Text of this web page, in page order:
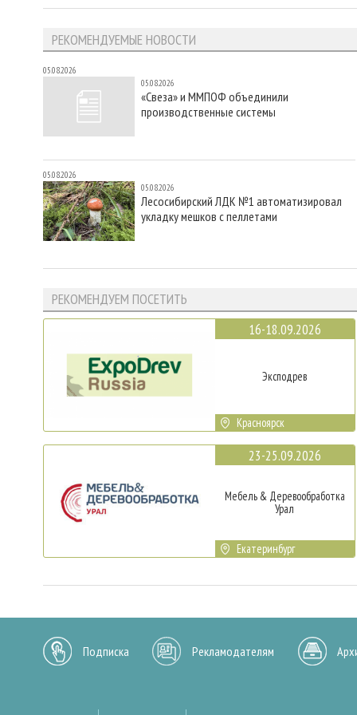
РЕКОМЕНДУЕМЫЕ НОВОСТИ
05.08.2026
05.08.2026
«Свеза» и ММПОФ объединили
производственные системы
05.08.2026
05.08.2026
Лесосибирский ЛДК №1 автоматизировал
укладку мешков с пеллетами
РЕКОМЕНДУЕМ ПОСЕТИТЬ
16-18.09.2026
Эксподрев
Красноярск
23-25.09.2026
Мебель & Деревообработка
Урал
Екатеринбург
Подписка Рекламодателям